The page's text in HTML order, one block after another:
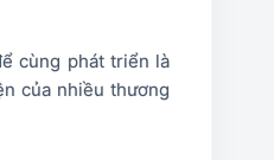
cùng phát triển là
của nhiều thương